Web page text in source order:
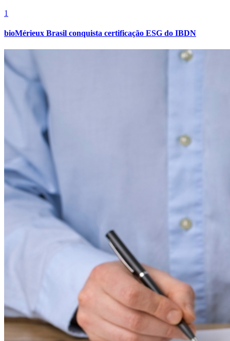
Vasco
1
bioMérieux Brasil conquista certificação ESG do IBDN